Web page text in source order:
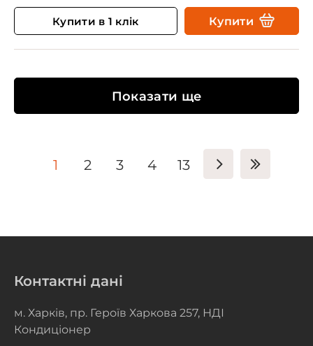
Купити в 1 клік Купити
Показати ще
1 2 3 4 13
Контактні дані
м. Харків, пр. Героїв Харкова 257, НДІ
Кондиціонер